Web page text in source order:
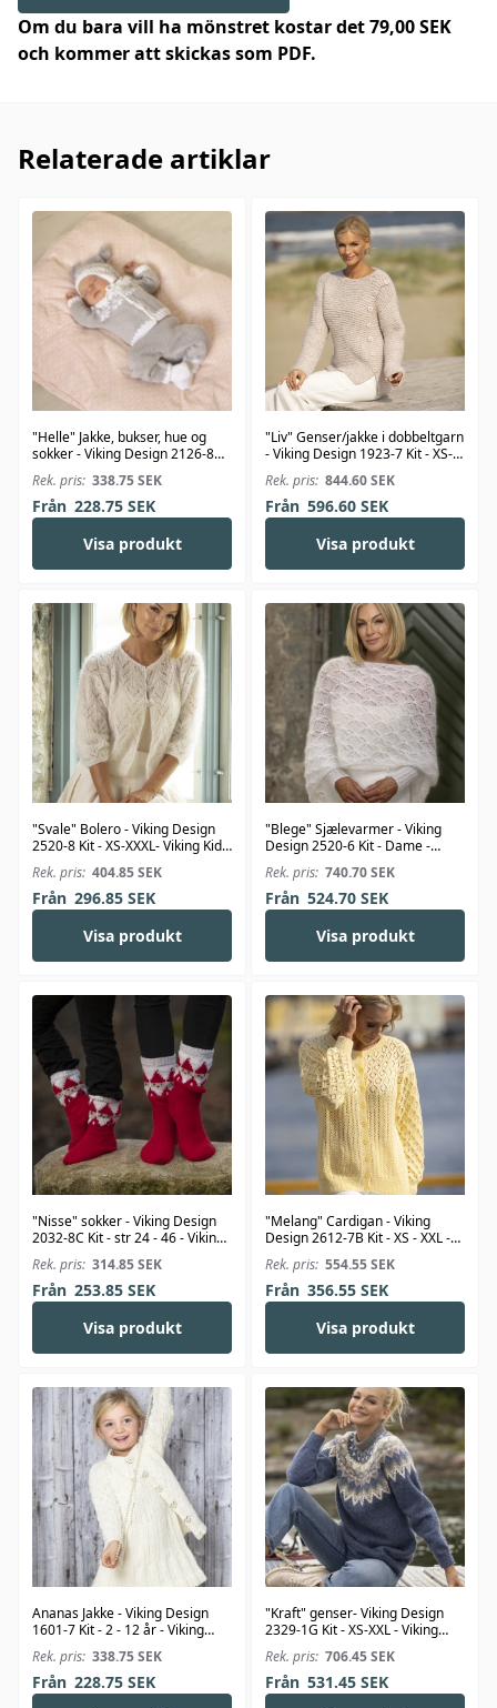
Om du bara vill ha mönstret kostar det 79,00 SEK
och kommer att skickas som PDF.
Relaterade artiklar
"Helle" Jakke, bukser, hue og
sokker - Viking Design 2126-8
Kit - 1-24 Mdr. - Viking Bambino
Rek. pris: 338.75SEK
Från 228.75SEK
Visa produkt
"Liv" Genser/jakke i dobbeltgarn
- Viking Design 1923-7 Kit - XS-
XXL - Viking Alpaca Bris
Rek. pris: 844.60SEK
Från 596.60SEK
Visa produkt
"Svale" Bolero - Viking Design
2520-8 Kit - XS-XXXL- Viking Kid-
Silk
Rek. pris: 404.85SEK
Från 296.85SEK
Visa produkt
"Blege" Sjælevarmer - Viking
Design 2520-6 Kit - Dame -
Viking Kid-Silk
Rek. pris: 740.70SEK
Från 524.70SEK
Visa produkt
"Nisse" sokker - Viking Design
2032-8C Kit - str 24 - 46 - Viking
Alpaca Storm
Rek. pris: 314.85SEK
Från 253.85SEK
Visa produkt
"Melang" Cardigan - Viking
Design 2612-7B Kit - XS - XXL -
Viking Bambino
Rek. pris: 554.55SEK
Från 356.55SEK
Visa produkt
Ananas Jakke - Viking Design
1601-7 Kit - 2 - 12 år - Viking
Bjørk
Rek. pris: 338.75SEK
Från 228.75SEK
"Kraft" genser- Viking Design
2329-1G Kit - XS-XXL - Viking
Wool
Rek. pris: 706.45SEK
Från 531.45SEK